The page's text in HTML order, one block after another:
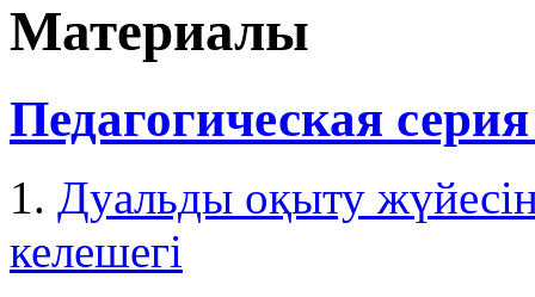
Материалы
Педагогическая
1. Дуaльды оқыту жүйесін
келешегі